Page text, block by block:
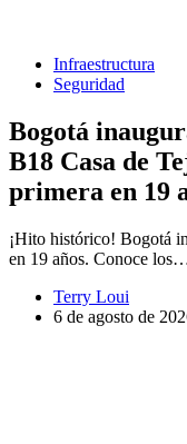
Infraestructura
Seguridad
Bogotá
B18 Casa de
primera en 19
¡Hito histórico! Bogotá
en 19 años. Conoce
Terry Loui
6 de agosto de